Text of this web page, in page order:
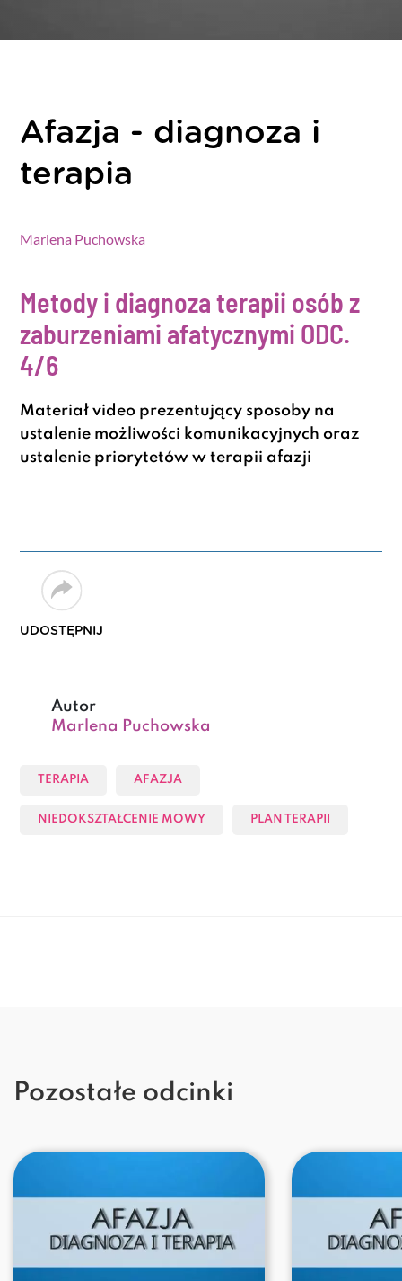
Afazja - diagnoza i
terapia
Marlena Puchowska
Metody i diagnoza terapii osób z
zaburzeniami afatycznymi ODC.
4/6
Materiał video prezentujący sposoby na
ustalenie możliwości komunikacyjnych oraz
ustalenie priorytetów w terapii afazji
UDOSTĘPNIJ
Autor
Marlena Puchowska
TERAPIA AFAZJA
NIEDOKSZTAŁCENIE MOWY PLAN TERAPII
Pozostałe odcinki